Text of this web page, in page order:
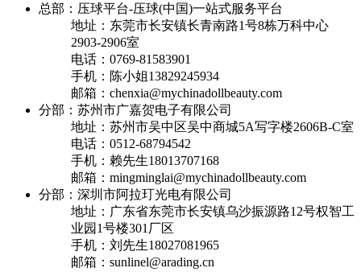
总部：压球平台-压球(中国)一站式服务平台
地址：东莞市长安镇长青南路1号8栋万科中心
2903-2906室
电话：0769-81583901
手机：陈小姐13829245934
邮箱：chenxia@mychinadollbeauty.com
分部：苏州市广嘉贺电子有限公司
地址：苏州市吴中区吴中商城5A写字楼2606B-C室
电话：0512-68794542
手机：赖先生18013707168
邮箱：mingminglai@mychinadollbeauty.com
分部：深圳市阿拉玎光电有限公司
地址：广东省东莞市长安镇乌沙振源路12号权智工
业园1号楼301厂区
手机：刘先生18027081965
邮箱：sunlinel@arading.cn